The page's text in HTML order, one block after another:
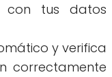
con tus datos
y verifica
correctamente